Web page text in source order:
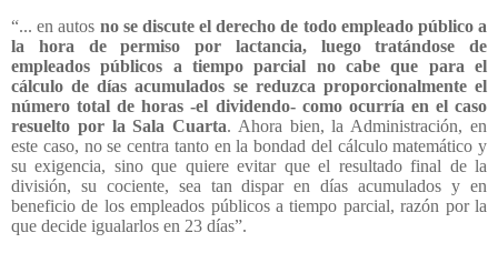
“... en autos no se discute el derecho de todo empleado público a
la hora de permiso por lactancia, luego tratándose de
empleados públicos a tiempo parcial no cabe que para el
cálculo de días acumulados se reduzca proporcionalmente el
número total de horas -el dividendo- como ocurría en el caso
resuelto por la Sala Cuarta. Ahora bien, la Administración, en
este caso, no se centra tanto en la bondad del cálculo matemático y
su exigencia, sino que quiere evitar que el resultado final de la
división, su cociente, sea tan dispar en días acumulados y en
beneficio de los empleados públicos a tiempo parcial, razón por la
que decide igualarlos en 23 días”.